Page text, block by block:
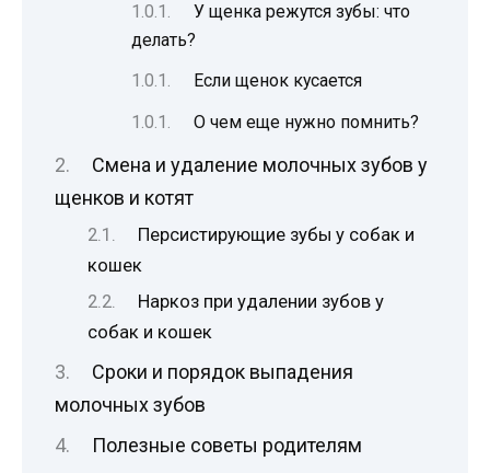
У щенка режутся зубы: что
делать?
Если щенок кусается
О чем еще нужно помнить?
Смена и удаление молочных зубов у
щенков и котят
Персистирующие зубы у собак и
кошек
Наркоз при удалении зубов у
собак и кошек
Сроки и порядок выпадения
молочных зубов
Полезные советы родителям